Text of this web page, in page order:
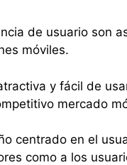
de usuario son
móviles.
y fácil de
mercado
centrado en el
como a los